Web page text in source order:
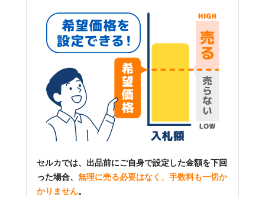
セルカでは、出品前にご自身で設定した金額を下回
った場合、 無理に売る必要はなく、手数料も一切か
かりません。